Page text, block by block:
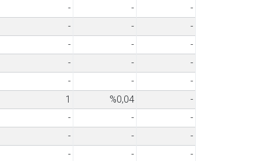
- -
-
- -
-
- -
-
- -
-
- -
-
1 %0,04
-
- -
-
- -
-
- -
-